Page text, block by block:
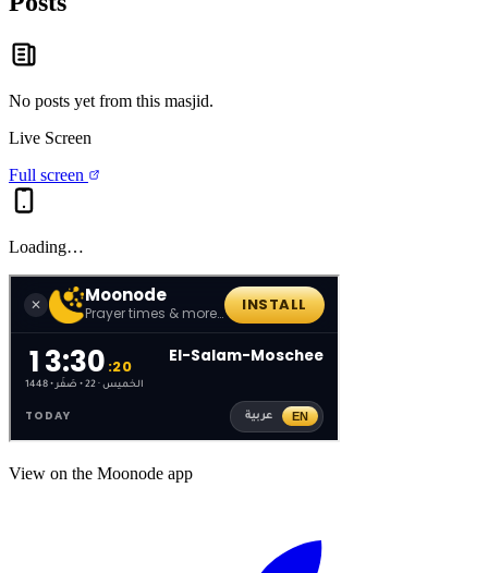
No posts yet from this masjid.
Live Screen
Full screen
Loading…
View on the Moonode app